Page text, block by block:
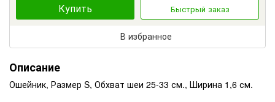
Купить Быстрый заказ
В избранное
Описание
Ошейник, Размер S, Обхват шеи 25-33 см., Ширина 1,6 см.